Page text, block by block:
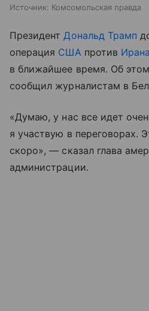
Источник: Комсомольская правда
ПрезидентДональд Трамп
операция СШАпротив Ирана
в ближайшее время. Об
сообщил журналистам в
«Думаю, у нас все идет
я участвую в переговорах.
скоро», — сказал глава
администрации.